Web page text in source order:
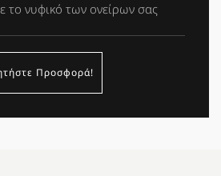
το νυφικό των ονείρων σας
Προσφορά!